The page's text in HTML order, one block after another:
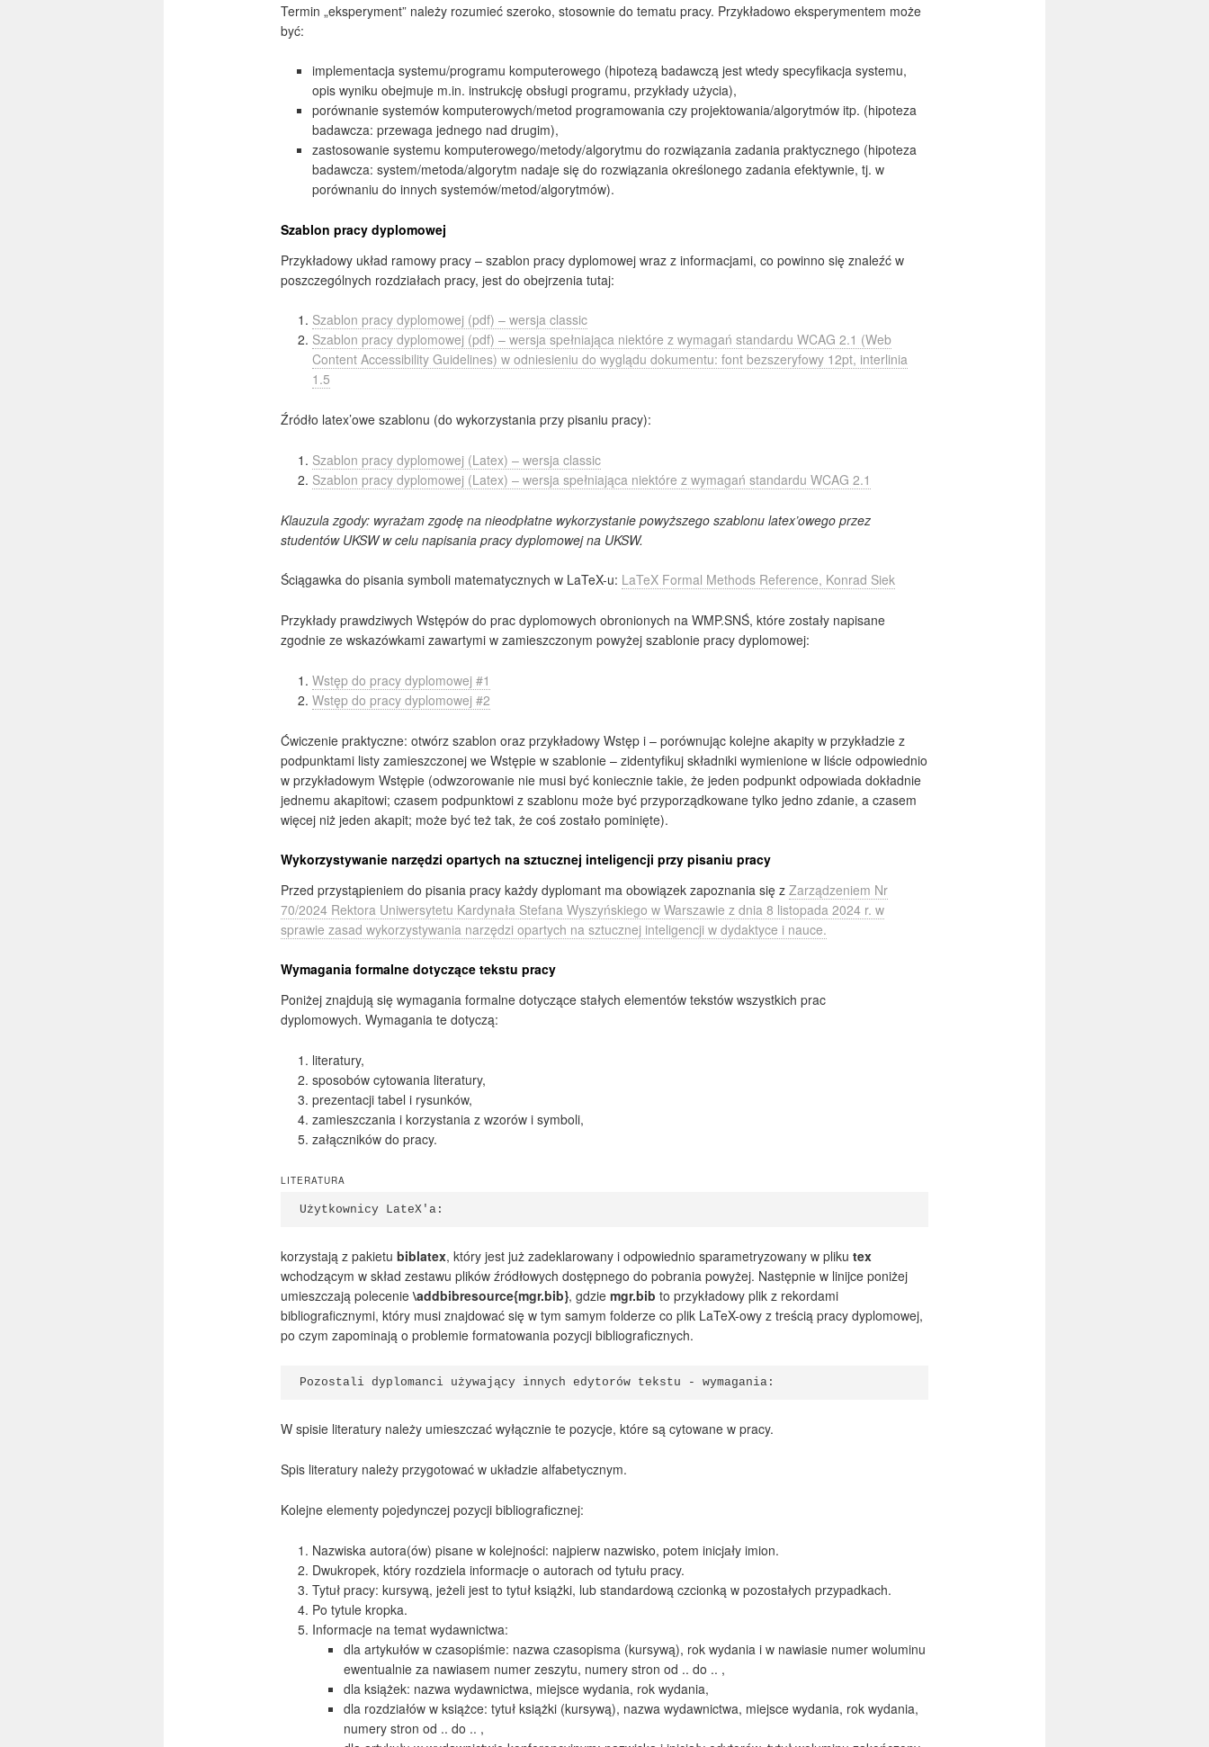
Termin „eksperyment” należy rozumieć szeroko, stosownie do tematu pracy. Przykładowo eksperymentem może
być:
implementacja systemu/programu komputerowego (hipotezą badawczą jest wtedy specyfikacja systemu,
opis wyniku obejmuje m.in. instrukcję obsługi programu, przykłady użycia),
porównanie systemów komputerowych/metod programowania czy projektowania/algorytmów itp. (hipoteza
badawcza: przewaga jednego nad drugim),
zastosowanie systemu komputerowego/metody/algorytmu do rozwiązania zadania praktycznego (hipoteza
badawcza: system/metoda/algorytm nadaje się do rozwiązania określonego zadania efektywnie, tj. w
porównaniu do innych systemów/metod/algorytmów).
Szablon pracy dyplomowej
Przykładowy układ ramowy pracy – szablon pracy dyplomowej wraz z informacjami, co powinno się znaleźć w
poszczególnych rozdziałach pracy, jest do obejrzenia tutaj:
Szablon pracy dyplomowej (pdf) – wersja classic
Szablon pracy dyplomowej (pdf) – wersja spełniająca niektóre z wymagań standardu WCAG 2.1 (Web
Content Accessibility Guidelines) w odniesieniu do wyglądu dokumentu: font bezszeryfowy 12pt, interlinia
1.5
Źródło latex’owe szablonu (do wykorzystania przy pisaniu pracy):
Szablon pracy dyplomowej (Latex) – wersja classic
Szablon pracy dyplomowej (Latex) – wersja spełniająca niektóre z wymagań standardu WCAG 2.1
Klauzula zgody: wyrażam zgodę na nieodpłatne wykorzystanie powyższego szablonu latex’owego przez
studentów UKSW w celu napisania pracy dyplomowej na UKSW.
Ściągawka do pisania symboli matematycznych w LaTeX-u: LaTeX Formal Methods Reference, Konrad Siek
Przykłady prawdziwych Wstępów do prac dyplomowych obronionych na WMP.SNŚ, które zostały napisane
zgodnie ze wskazówkami zawartymi w zamieszczonym powyżej szablonie pracy dyplomowej:
Wstęp do pracy dyplomowej #1
Wstęp do pracy dyplomowej #2
Ćwiczenie praktyczne: otwórz szablon oraz przykładowy Wstęp i – porównując kolejne akapity w przykładzie z
podpunktami listy zamieszczonej we Wstępie w szablonie – zidentyfikuj składniki wymienione w liście odpowiednio
w przykładowym Wstępie (odwzorowanie nie musi być koniecznie takie, że jeden podpunkt odpowiada dokładnie
jednemu akapitowi; czasem podpunktowi z szablonu może być przyporządkowane tylko jedno zdanie, a czasem
więcej niż jeden akapit; może być też tak, że coś zostało pominięte).
Wykorzystywanie narzędzi opartych na sztucznej inteligencji przy pisaniu pracy
Przed przystąpieniem do pisania pracy każdy dyplomant ma obowiązek zapoznania się zZarządzeniem Nr
70/2024 Rektora Uniwersytetu Kardynała Stefana Wyszyńskiego w Warszawie z dnia 8 listopada 2024 r. w
sprawie zasad wykorzystywania narzędzi opartych na sztucznej inteligencji w dydaktyce i nauce.
Wymagania formalne dotyczące tekstu pracy
Poniżej znajdują się wymagania formalne dotyczące stałych elementów tekstów wszystkich prac
dyplomowych. Wymagania te dotyczą:
literatury,
sposobów cytowania literatury,
prezentacji tabel i rysunków,
zamieszczania i korzystania z wzorów i symboli,
załączników do pracy.
LITERATURA
Użytkownicy LateX'a:
korzystają z pakietubiblatex, który jest już zadeklarowany i odpowiednio sparametryzowany w plikutex
wchodzącym w skład zestawu plików źródłowych dostępnego do pobrania powyżej. Następnie w linijce poniżej
umieszczają polecenie\addbibresource{mgr.bib}, gdziemgr.bib to przykładowy plik z rekordami
bibliograficznymi, który musi znajdować się w tym samym folderze co plik LaTeX-owy z treścią pracy dyplomowej,
po czym zapominają o problemie formatowania pozycji bibliograficznych.
Pozostali dyplomanci używający innych edytorów tekstu - wymagania:
W spisie literatury należy umieszczać wyłącznie te pozycje, które są cytowane w pracy.
Spis literatury należy przygotować w układzie alfabetycznym.
Kolejne elementy pojedynczej pozycji bibliograficznej:
Nazwiska autora(ów) pisane w kolejności: najpierw nazwisko, potem inicjały imion.
Dwukropek, który rozdziela informacje o autorach od tytułu pracy.
Tytuł pracy: kursywą, jeżeli jest to tytuł książki, lub standardową czcionką w pozostałych przypadkach.
Po tytule kropka.
Informacje na temat wydawnictwa:
dla artykułów w czasopiśmie: nazwa czasopisma (kursywą), rok wydania i w nawiasie numer woluminu
ewentualnie za nawiasem numer zeszytu, numery stron od .. do .. ,
dla książek: nazwa wydawnictwa, miejsce wydania, rok wydania,
dla rozdziałów w książce: tytuł książki (kursywą), nazwa wydawnictwa, miejsce wydania, rok wydania,
numery stron od .. do .. ,